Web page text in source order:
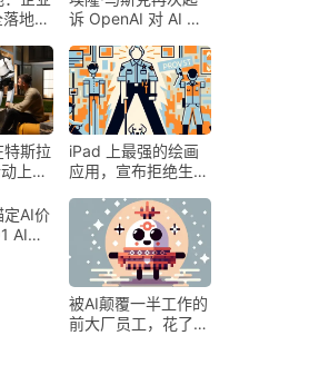
地的
诉 OpenAI 对 AI 行
特斯拉
上为
iPad 上最强的绘画
应用，宣布拒绝生成
定AI价
AI营
被AI颠覆一半工作的
前大厂员工，花了8